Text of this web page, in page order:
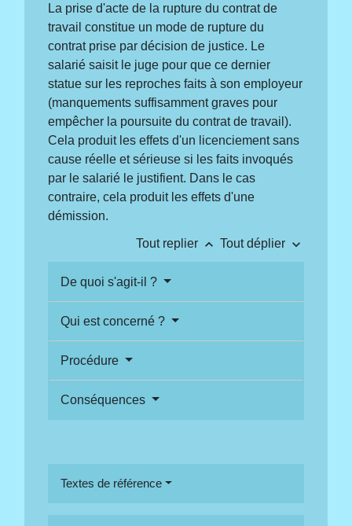
La prise d'acte de la rupture du contrat de
travail constitue un mode de rupture du
contrat prise par décision de justice. Le
salarié saisit le juge pour que ce dernier
statue sur les reproches faits à son employeur
(manquements suffisamment graves pour
empêcher la poursuite du contrat de travail).
Cela produit les effets d'un licenciement sans
cause réelle et sérieuse si les faits invoqués
par le salarié le justifient. Dans le cas
contraire, cela produit les effets d'une
démission.
Tout replier keyboard_arrow_up Tout déplier keyboard_arrow_down
De quoi s'agit-il ?
Qui est concerné ?
Procédure
Conséquences
Textes de référence